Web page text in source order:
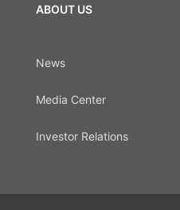
ABOUT US
News
Media Center
Investor Relations